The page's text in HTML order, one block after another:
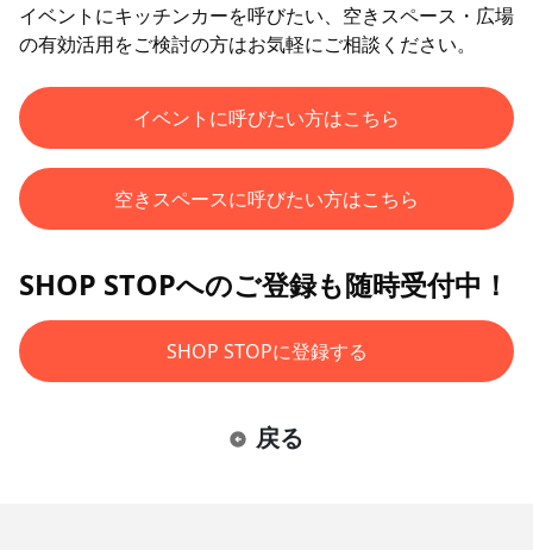
イベントにキッチンカーを呼びたい、空きスペース・広場
の有効活用をご検討の方はお気軽にご相談ください。
イベントに呼びたい方はこちら
空きスペースに呼びたい方はこちら
SHOP STOPへのご登録も随時受付中！
SHOP STOPに登録する
戻る